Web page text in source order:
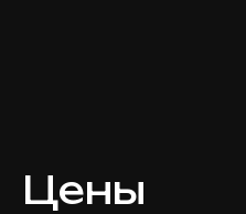
Цены